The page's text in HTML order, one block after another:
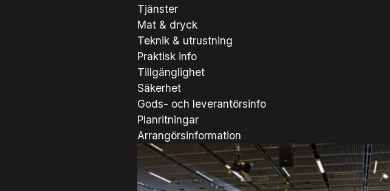
Tjänster
Mat & dryck
Teknik & utrustning
Praktisk info
Tillgänglighet
Säkerhet
Gods- och leverantörsinfo
Planritningar
Arrangörsinformation